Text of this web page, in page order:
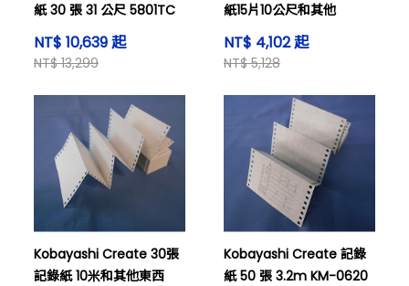
紙 30 張 31 公尺 5801TC
NT$ 10,639 起
NT$ 13,299
紙15片10公尺和其他
NT$ 4,102 起
NT$ 5,128
Kobayashi Create 30張
記錄紙 10米和其他東西
Kobayashi Create 記錄
紙 50 張 3.2m KM-0620